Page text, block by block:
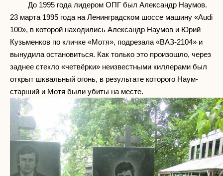
До 1995 года лидером ОПГ был Александр Наумов.
23 марта 1995 года на Ленинградском шоссе машину «Audi
100», в которой находились Александр Наумов и Юрий
Кузьменков по кличке «Мотя», подрезала «ВАЗ-2104» и
вынудила остановиться. Как только это произошло, через
заднее стекло «четвёрки» неизвестными киллерами был
открыт шквальный огонь, в результате которого Наум-
старший и Мотя были убиты на месте.